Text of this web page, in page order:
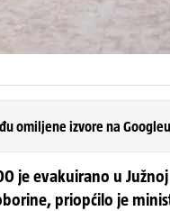
omiljene izvore na Googleu
je evakuirano u
priopćilo je